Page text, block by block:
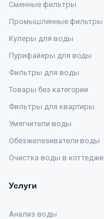
Сменные фильтры
Промышленные фильтры
Кулеры для воды
Пурифайеры для воды
Фильтры для воды
Товары без категории
Фильтры для квартиры
Умягчители воды
Обезжелезиватели воды
Очистка воды в коттедже
Услуги
Анализ воды